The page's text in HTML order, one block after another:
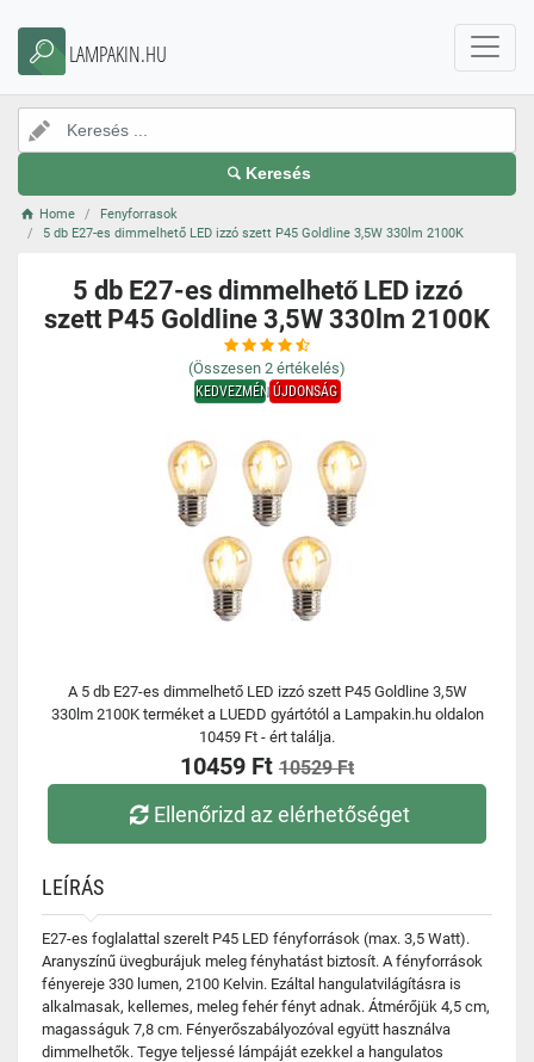
LAMPAKIN.HU
Keresés
Home
Fenyforrasok
5 db E27-es dimmelhető LED izzó szett P45 Goldline 3,5W 330lm 2100K
5 db E27-es dimmelhető LED izzó
szett P45 Goldline 3,5W 330lm 2100K
(Összesen 2 értékelés)
KEDVEZMÉNYÚJDONSÁG
A 5 db E27-es dimmelhető LED izzó szett P45 Goldline 3,5W
330lm 2100K terméket a LUEDD gyártótól a Lampakin.hu oldalon
10459 Ft - ért találja.
10459 Ft 10529 Ft
Ellenőrizd az elérhetőséget
LEÍRÁS
E27-es foglalattal szerelt P45 LED fényforrások (max. 3,5 Watt).
Aranyszínű üvegburájuk meleg fényhatást biztosít. A fényforrások
fényereje 330 lumen, 2100 Kelvin. Ezáltal hangulatvilágításra is
alkalmasak, kellemes, meleg fehér fényt adnak. Átmérőjük 4,5 cm,
magasságuk 7,8 cm. Fényerőszabályozóval együtt használva
dimmelhetők. Tegye teljessé lámpáját ezekkel a hangulatos